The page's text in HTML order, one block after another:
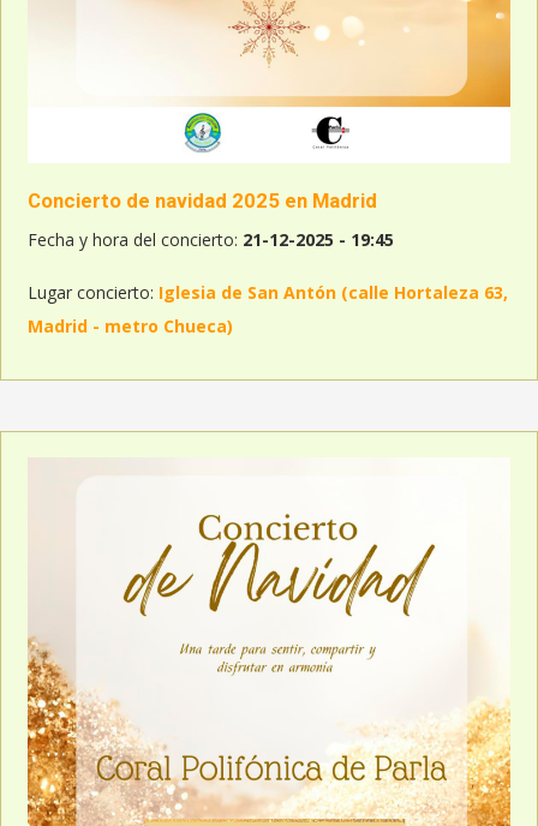
Concierto de navidad 2025 en Madrid
Fecha y hora del concierto: 21-12-2025 - 19:45
Lugar concierto: Iglesia de San Antón (calle Hortaleza 63,
Madrid - metro Chueca)